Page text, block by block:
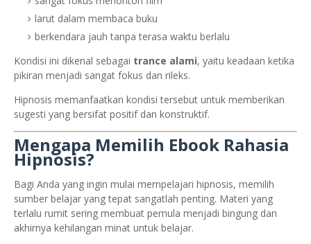
larut dalam membaca buku
berkendara jauh tanpa terasa waktu berlalu
Kondisi ini dikenal sebagai trance alami, yaitu keadaan ketika
pikiran menjadi sangat fokus dan rileks.
Hipnosis memanfaatkan kondisi tersebut untuk memberikan
sugesti yang bersifat positif dan konstruktif.
Mengapa Memilih Ebook Rahasia
Hipnosis?
Bagi Anda yang ingin mulai mempelajari hipnosis, memilih
sumber belajar yang tepat sangatlah penting. Materi yang
terlalu rumit sering membuat pemula menjadi bingung dan
akhirnya kehilangan minat untuk belajar.